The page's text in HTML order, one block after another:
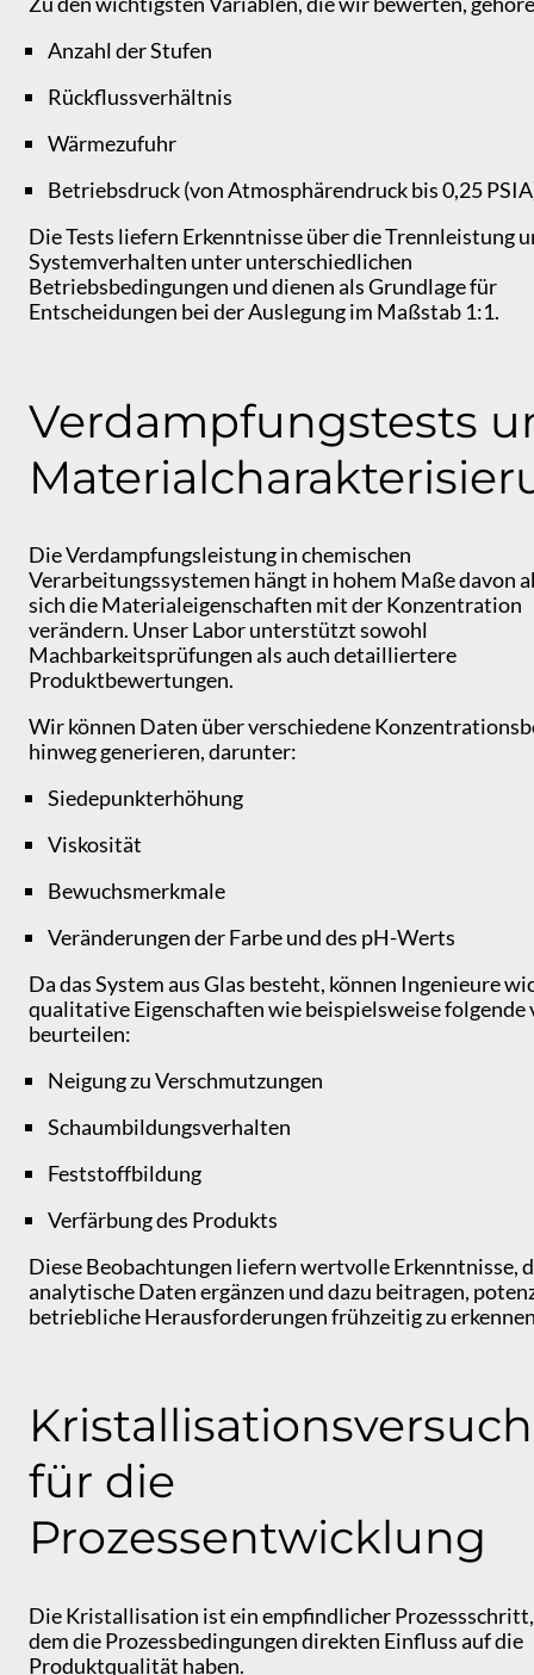
Anzahl der Stufen
Rückflussverhältnis
Wärmezufuhr
Betriebsdruck (von Atmosphärendruck bis 0,25
Die Tests liefern Erkenntnisse über die Trennleistung
Systemverhalten unter unterschiedlichen
Betriebsbedingungen und dienen als Grundlage für
Entscheidungen bei der Auslegung im Maßstab 1:1.
Verdampfungstests
Die Verdampfungsleistung in chemischen
Verarbeitungssystemen hängt in hohem Maße davon
sich die Materialeigenschaften mit der Konzentration
verändern. Unser Labor unterstützt sowohl
Machbarkeitsprüfungen als auch detailliertere
Produktbewertungen.
Wir können Daten über verschiedene
hinweg generieren, darunter:
Siedepunkterhöhung
Viskosität
Bewuchsmerkmale
Veränderungen der Farbe und des pH-Werts
Da das System aus Glas besteht, können Ingenieure
qualitative Eigenschaften wie beispielsweise folgende
beurteilen:
Neigung zu Verschmutzungen
Schaumbildungsverhalten
Feststoffbildung
Verfärbung des Produkts
Diese Beobachtungen liefern wertvolle Erkenntnisse,
analytische Daten ergänzen und dazu beitragen,
betriebliche Herausforderungen frühzeitig zu
für die
Prozessentwicklung
Die Kristallisation ist ein empfindlicher
dem die Prozessbedingungen direkten Einfluss auf die
Produktqualität haben.